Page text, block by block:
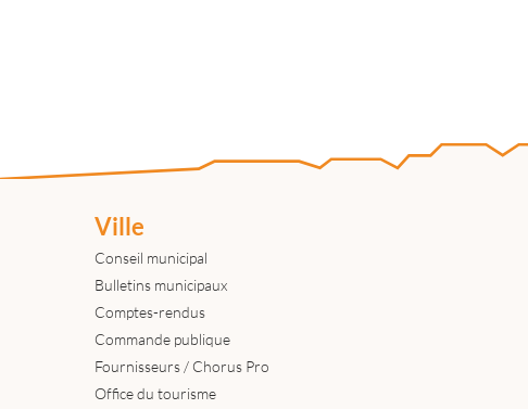
Ville
Conseil municipal
Bulletins municipaux
Comptes-rendus
Commande publique
Fournisseurs / Chorus Pro
Office du tourisme